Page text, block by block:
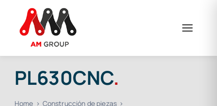
contenido
PL630CNC.
Home
Construcción de piezas